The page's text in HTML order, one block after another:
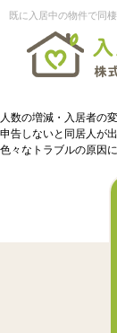
既に入居中の物件で同
人数の増減・入居者の
申告しないと同居人が
色々なトラブルの原因